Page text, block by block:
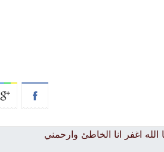
Post
الله اغفر انا الخاطئ وارحمني